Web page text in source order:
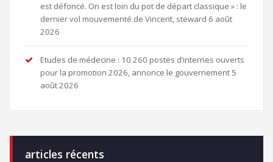
est défoncé. On est loin du pot de départ classique » : le
dernier vol mouvementé de Vincent, steward 6 août
2026
Etudes de médecine : 10 260 postes d’internes ouverts
pour la promotion 2026, annonce le gouvernement 5
août 2026
articles récents